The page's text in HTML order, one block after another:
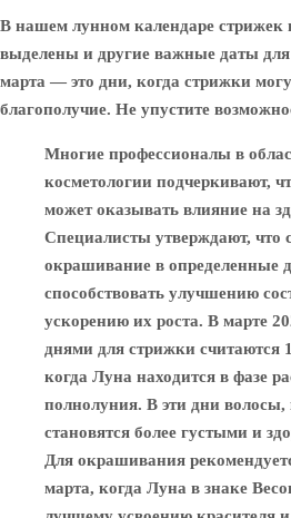
В нашем лунном календаре стрижек
выделены и другие важные даты
марта — это дни, когда стрижки
благополучие. Не упустите
Многие профессионалы в
косметологии подчеркивают,
может оказывать влияние на
Специалисты утверждают, что
окрашивание в определенные
способствовать улучшению
ускорению их роста. В марте
днями для стрижки считаются
когда Луна находится в фазе
полнолуния. В эти дни волосы,
становятся более густыми и
Для окрашивания
марта, когда Луна в знаке